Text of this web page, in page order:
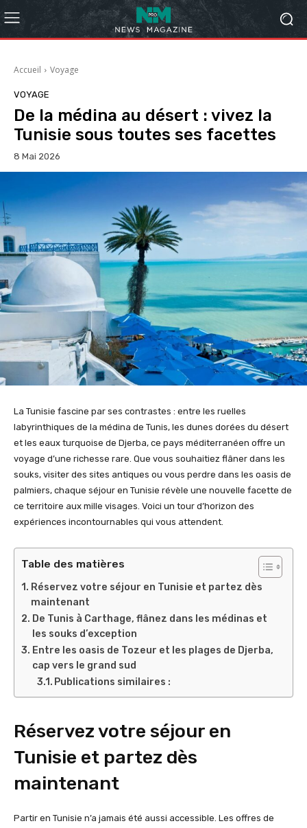
Accueil Voyage
VOYAGE
De la médina au désert : vivez la
Tunisie sous toutes ses facettes
8 Mai 2026
La Tunisie fascine par ses contrastes : entre les ruelles
labyrinthiques de la médina de Tunis, les dunes dorées du désert
et les eaux turquoise de Djerba, ce pays méditerranéen offre un
voyage d’une richesse rare. Que vous souhaitiez flâner dans les
souks, visiter des sites antiques ou vous perdre dans les oasis de
palmiers, chaque séjour en Tunisie révèle une nouvelle facette de
ce territoire aux mille visages. Voici un tour d’horizon des
expériences incontournables qui vous attendent.
Table des matières
Réservez votre séjour en Tunisie et partez dès
maintenant
De Tunis à Carthage, flânez dans les médinas et
les souks d’exception
Entre les oasis de Tozeur et les plages de Djerba,
cap vers le grand sud
Publications similaires :
Réservez votre séjour en
Tunisie et partez dès
maintenant
Partir en Tunisie n’a jamais été aussi accessible. Les offres de